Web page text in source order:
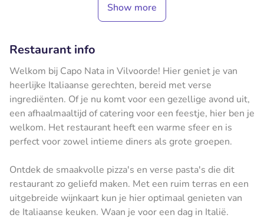
Show more
Restaurant info
Welkom bij Capo Nata in Vilvoorde! Hier geniet je van
heerlijke Italiaanse gerechten, bereid met verse
ingrediënten. Of je nu komt voor een gezellige avond uit,
een afhaalmaaltijd of catering voor een feestje, hier ben je
welkom. Het restaurant heeft een warme sfeer en is
perfect voor zowel intieme diners als grote groepen.
Ontdek de smaakvolle pizza's en verse pasta's die dit
restaurant zo geliefd maken. Met een ruim terras en een
uitgebreide wijnkaart kun je hier optimaal genieten van
de Italiaanse keuken. Waan je voor een dag in Italië.